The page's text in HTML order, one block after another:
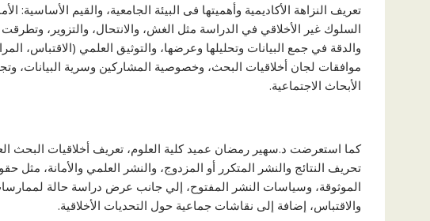
تعريف النزاهة الأكاديمية وأهميتها فى البيئة الجامعية، والقيم الأساسية:
السلوك غير الأخلاقي في الدراسة مثل الغش، والانتحال، والتزوير،
والدقة في جمع البيانات وتحليلها وعرضها، والتوثيق العلمي (الاقتباس،
موافقات لجان أخلاقيات البحث، وخصوصية المشاركين وسرية البيانات،
الأبحاث الاجتماعية.
كما استعرضت د.سهير رمضان عميد كلية العلوم، تعريف أخلاقيات البحث
تحريف النتائج والنشر المتكرر أو المزدوج، والنشر العلمي والأمانة، مثل
الموثوقة، وسياسات النشر المفتوح، إلي جانب عرض دراسة حالة
والاقتباس، إضافة إلى نقاشات جماعية حول التحديات الأخلاقية.